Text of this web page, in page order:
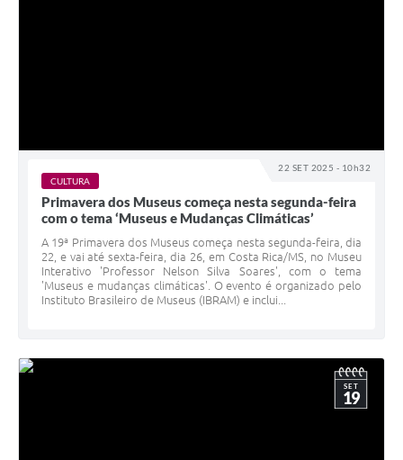
22 SET 2025 - 10h32
CULTURA
Primavera dos Museus começa nesta segunda-feira
com o tema ‘Museus e Mudanças Climáticas’
A 19ª Primavera dos Museus começa nesta segunda-feira, dia
22, e vai até sexta-feira, dia 26, em Costa Rica/MS, no Museu
Interativo 'Professor Nelson Silva Soares', com o tema
'Museus e mudanças climáticas'. O evento é organizado pelo
Instituto Brasileiro de Museus (IBRAM) e inclui...
SET
19